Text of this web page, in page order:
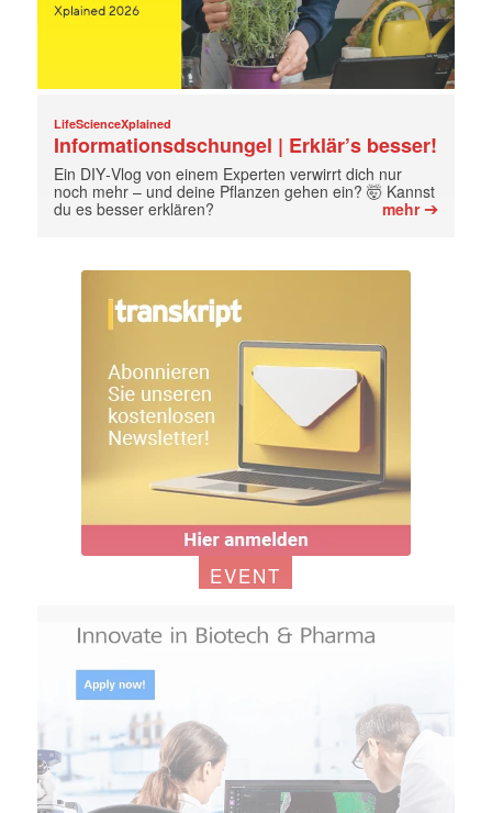
LifeScienceXplained
Informationsdschungel | Erklär’s besser!
Ein DIY‑Vlog von einem Experten verwirrt dich nur
noch mehr – und deine Pflanzen gehen ein? 🤯 Kannst
du es besser erklären?
mehr➔
EVENT